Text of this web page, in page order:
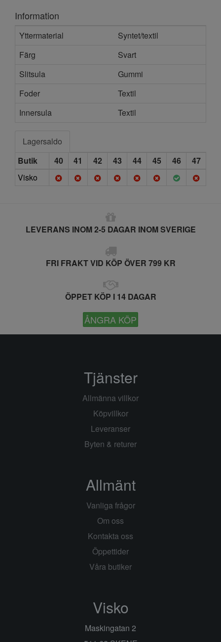
Information
Yttermaterial
Syntet/textil
Färg
Svart
Slitsula
Gummi
Foder
Textil
Innersula
Textil
Lagersaldo
Butik
40 41 42 43 44 45 46
47
Visko
LEVERANS INOM 2-5 DAGAR INOM SVERIGE
FRI FRAKT VID KÖP ÖVER 799 KR
ÖPPET KÖP I 14 DAGAR
ÅNGRA KÖP
Tjänster
Allmänna villkor
Köpvillkor
Leveranser
Byten & returer
Allmänt
Vanliga frågor
Om oss
Kontakta oss
Öppettider
Våra butiker
Visko
Maskingatan 2